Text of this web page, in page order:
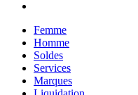
Femme
Homme
Soldes
Services
Marques